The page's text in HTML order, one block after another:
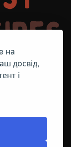
на
досвід,
і